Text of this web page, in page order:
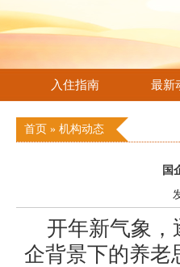
入住指南 最新
首页 » 机构动态
国
开年新气象，
企背景下的养老